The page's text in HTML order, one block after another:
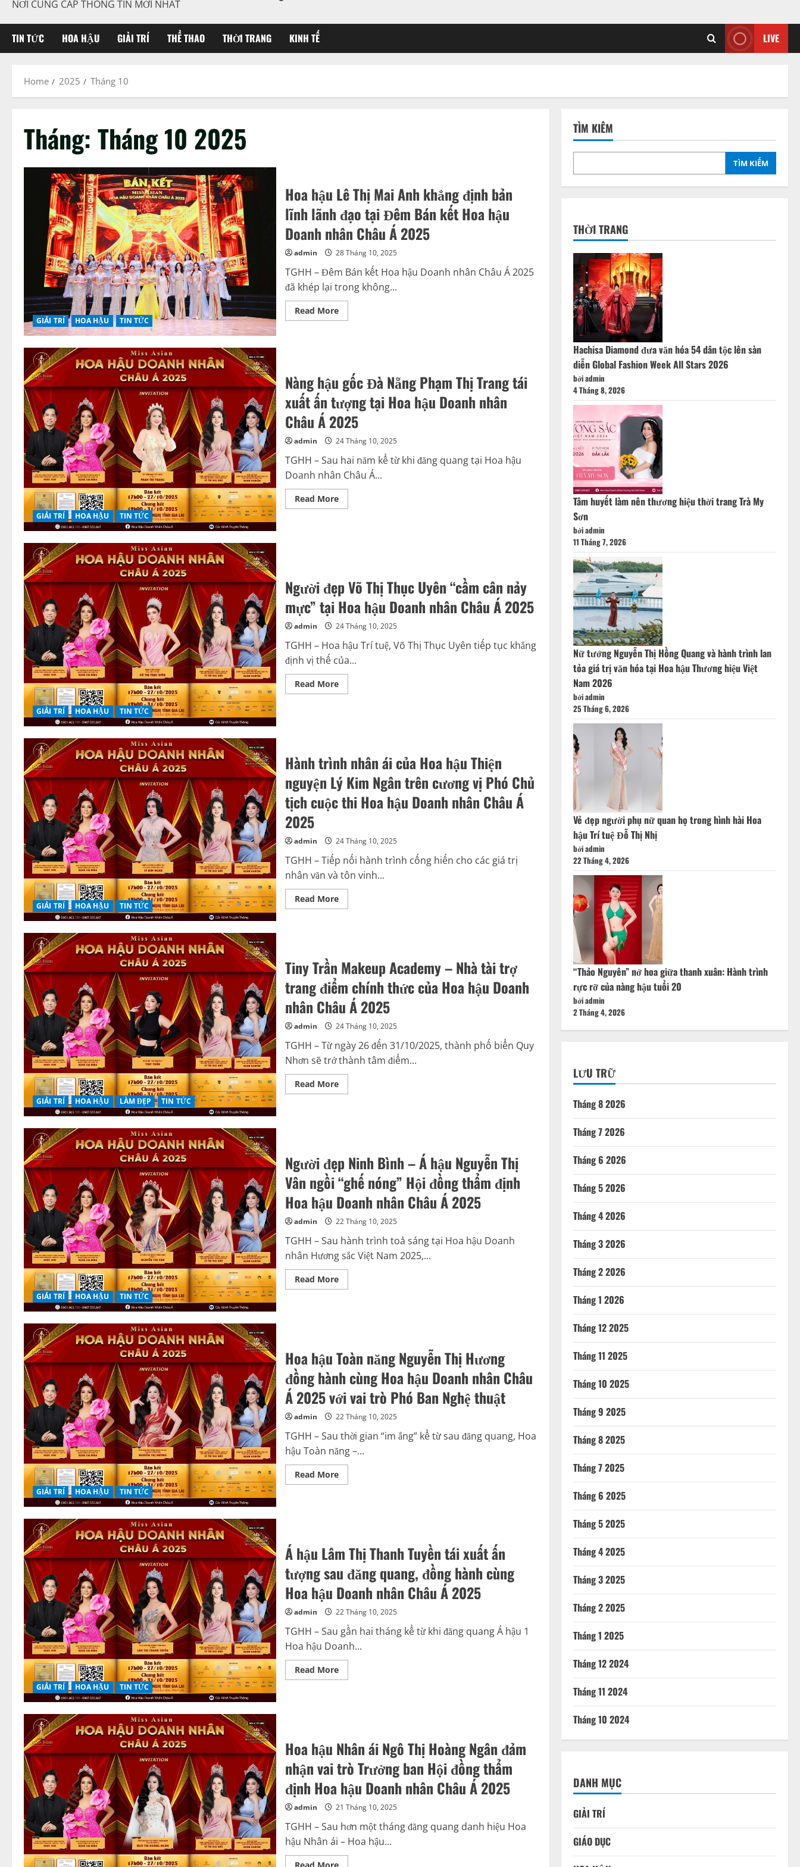
NƠI CUNG CẤP THÔNG TIN MỚI NHẤT
TIN TỨC HOA HẬU GIẢI TRÍ THỂ THAO THỜI TRANG KINH TẾ LIVE
Home 2025 Tháng 10
Tháng: Tháng 10 2025
GIẢI TRÍ HOA HẬU TIN TỨC
Hoa hậu Lê Thị Mai Anh khẳng định bản
lĩnh lãnh đạo tại Đêm Bán kết Hoa hậu
Doanh nhân Châu Á 2025
admin 28 Tháng 10, 2025
TGHH – Đêm Bán kết Hoa hậu Doanh nhân Châu Á 2025
đã khép lại trong không...
Read MoreRead
more
Anh
khẳng
định
bản
lĩnh
lãnh
đạo
Đêm
kết
Hoa
hậu
Châu
Á
GIẢI TRÍ HOA HẬU TIN TỨC
Nàng hậu gốc Đà Nẵng Phạm Thị Trang tái
xuất ấn tượng tại Hoa hậu Doanh nhân
Châu Á 2025
admin 24 Tháng 10, 2025
TGHH – Sau hai năm kể từ khi đăng quang tại Hoa hậu
Doanh nhân Châu Á...
Read MoreRead
more
Trang
tái
xuất
ấn
tượng
tại
Hoa
hậu
Doanh
nhân
Châu
Á
2025
GIẢI TRÍ HOA HẬU TIN TỨC
Người đẹp Võ Thị Thục Uyên “cầm cân nảy
mực” tại Hoa hậu Doanh nhân Châu Á 2025
admin 24 Tháng 10, 2025
TGHH – Hoa hậu Trí tuệ, Võ Thị Thục Uyên tiếp tục khẳng
định vị thế của...
Read MoreRead
more
“cầm
cân
nảy
mực”
tại
Hoa
hậu
Á
GIẢI TRÍ HOA HẬU TIN TỨC
Hành trình nhân ái của Hoa hậu Thiện
nguyện Lý Kim Ngân trên cương vị Phó Chủ
tịch cuộc thi Hoa hậu Doanh nhân Châu Á
2025
admin 24 Tháng 10, 2025
TGHH – Tiếp nối hành trình cống hiến cho các giá trị
nhân văn và tôn vinh...
Read MoreRead
more
Hoa
hậu
Thiện
nguyện
Kim
Ngân
trên
cương
Phó
Chủ
tịch
cuộc
thi
Hoa
hậu
GIẢI TRÍ HOA HẬU LÀM ĐẸP TIN TỨC
Tiny Trần Makeup Academy – Nhà tài trợ
trang điểm chính thức của Hoa hậu Doanh
nhân Châu Á 2025
admin 24 Tháng 10, 2025
TGHH – Từ ngày 26 đến 31/10/2025, thành phố biển Quy
Nhơn sẽ trở thành tâm điểm...
Read MoreRead
more
tài
trợ
trang
điểm
chính
thức
của
Hoa
hậu
nhân
Châu
Á
2025
GIẢI TRÍ HOA HẬU TIN TỨC
Người đẹp Ninh Bình – Á hậu Nguyễn Thị
Vân ngồi “ghế nóng” Hội đồng thẩm định
Hoa hậu Doanh nhân Châu Á 2025
admin 22 Tháng 10, 2025
TGHH – Sau hành trình toả sáng tại Hoa hậu Doanh
nhân Hương sắc Việt Nam 2025,...
Read MoreRead
more
hậu
Nguyễn
Thị
Vân
ngồi
“ghế
nóng”
Hội
đồng
định
Hoa
hậu
Doanh
nhân
Châu
Á
GIẢI TRÍ HOA HẬU TIN TỨC
Hoa hậu Toàn năng Nguyễn Thị Hương
đồng hành cùng Hoa hậu Doanh nhân Châu
Á 2025 với vai trò Phó Ban Nghệ thuật
admin 22 Tháng 10, 2025
TGHH – Sau thời gian “im ắng” kể từ sau đăng quang, Hoa
hậu Toàn năng –...
Read MoreRead
more
Hương
đồng
cùng
Hoa
hậu
Doanh
nhân
Châu
2025
với
vai
trò
Phó
Ban
Nghệ
GIẢI TRÍ HOA HẬU TIN TỨC
Á hậu Lâm Thị Thanh Tuyền tái xuất ấn
tượng sau đăng quang, đồng hành cùng
Hoa hậu Doanh nhân Châu Á 2025
admin 22 Tháng 10, 2025
TGHH – Sau gần hai tháng kể từ khi đăng quang Á hậu 1
Hoa hậu Doanh...
Read MoreRead
more
tái
xuất
tượng
sau
đăng
quang,
đồng
hành
Hoa
hậu
Doanh
nhân
Châu
Hoa hậu Nhân ái Ngô Thị Hoàng Ngân đảm
nhận vai trò Trưởng ban Hội đồng thẩm
định Hoa hậu Doanh nhân Châu Á 2025
admin 21 Tháng 10, 2025
TGHH – Sau hơn một tháng đăng quang danh hiệu Hoa
hậu Nhân ái – Hoa hậu...
Read
TÌM KIẾM
TÌM KIẾM
THỜI TRANG
Hachisa Diamond đưa văn hóa 54 dân tộc lên sàn
diễn Global Fashion Week All Stars 2026
bởi admin
4 Tháng 8, 2026
Tâm huyết làm nên thương hiệu thời trang Trà My
Sơn
bởi admin
11 Tháng 7, 2026
Nữ tướng Nguyễn Thị Hồng Quang và hành trình lan
tỏa giá trị văn hóa tại Hoa hậu Thương hiệu Việt
Nam 2026
bởi admin
25 Tháng 6, 2026
Vẻ đẹp người phụ nữ quan họ trong hình hài Hoa
hậu Trí tuệ Đỗ Thị Nhị
bởi admin
22 Tháng 4, 2026
“Thảo Nguyên” nở hoa giữa thanh xuân: Hành trình
rực rỡ của nàng hậu tuổi 20
bởi admin
2 Tháng 4, 2026
LƯU TRỮ
Tháng 8 2026
Tháng 7 2026
Tháng 6 2026
Tháng 5 2026
Tháng 4 2026
Tháng 3 2026
Tháng 2 2026
Tháng 1 2026
Tháng 12 2025
Tháng 11 2025
Tháng 10 2025
Tháng 9 2025
Tháng 8 2025
Tháng 7 2025
Tháng 6 2025
Tháng 5 2025
Tháng 4 2025
Tháng 3 2025
Tháng 2 2025
Tháng 1 2025
Tháng 12 2024
Tháng 11 2024
Tháng 10 2024
DANH MỤC
GIẢI TRÍ
GIÁO DỤC